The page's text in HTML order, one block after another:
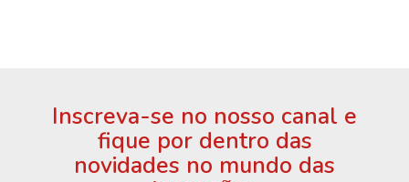
Inscreva-se no nosso canal e
fique por dentro das
novidades no mundo das